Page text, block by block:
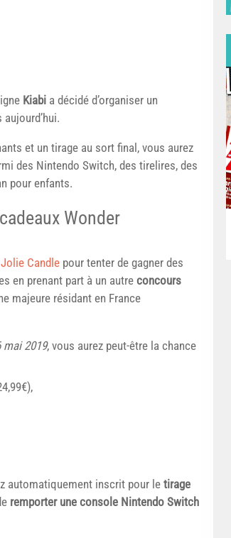
Kiabi a décidé d’organiser un
et un tirage au sort final, vous aurez
des Nintendo Switch, des tirelires, des
pour enfants.
Wonder
Candle pour tenter de gagner des
en prenant part à un autreconcours
majeure résidant en France
mai 2019, vous aurez peut-être la chance
automatiquement inscrit pour le tirage
remporter une console Nintendo Switch